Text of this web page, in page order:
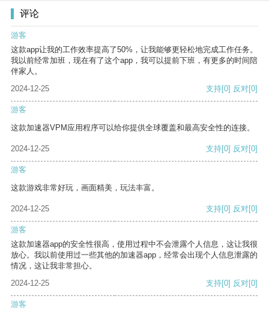
评论
游客
这款app让我的工作效率提高了50%，让我能够更轻松地完成工作任务。
我以前经常加班，现在有了这个app，我可以提前下班，有更多的时间陪
伴家人。
2024-12-25
支持[0] 反对[0]
游客
这款加速器VPM应用程序可以给你提供全球覆盖和最高安全性的连接。
2024-12-25 支持[0] 反对[0]
游客
这款游戏非常好玩，画面精美，玩法丰富。
2024-12-25 支持[0] 反对[0]
游客
这款加速器app的安全性很高，使用过程中不会泄露个人信息，这让我很
放心。我以前使用过一些其他的加速器app，经常会出现个人信息泄露的
情况，这让我非常担心。
2024-12-25
支持[0] 反对[0]
游客